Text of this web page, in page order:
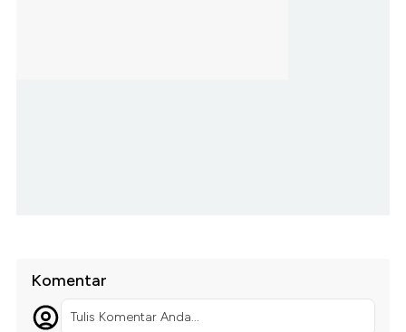
Komentar
Tulis Komentar Anda...